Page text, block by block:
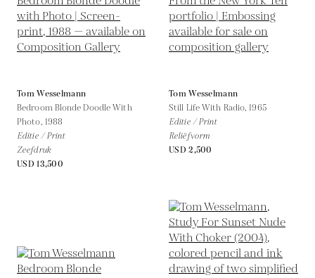
Tom Wesselmann
Bedroom Blonde Doodle With
Photo, 1988
Editie / Print
Zeefdruk
USD 13,500
Tom Wesselmann
Still Life With Radio,1965
Editie / Print
Reliëfvorm
USD 2,500